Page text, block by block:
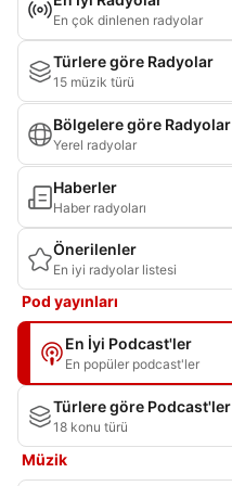
En çok dinlenen radyolar
Türlere göre Radyolar
15 müzik türü
Bölgelere göre Radyolar
Yerel radyolar
Haberler
Haber radyoları
Önerilenler
En iyi radyolar listesi
Pod yayınları
En İyi Podcast'ler
En popüler podcast'ler
Türlere göre Podcast'ler
18 konu türü
Müzik